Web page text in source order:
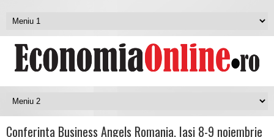
Conferinta Business Angels Romania, Iasi 8-9 noiembrie